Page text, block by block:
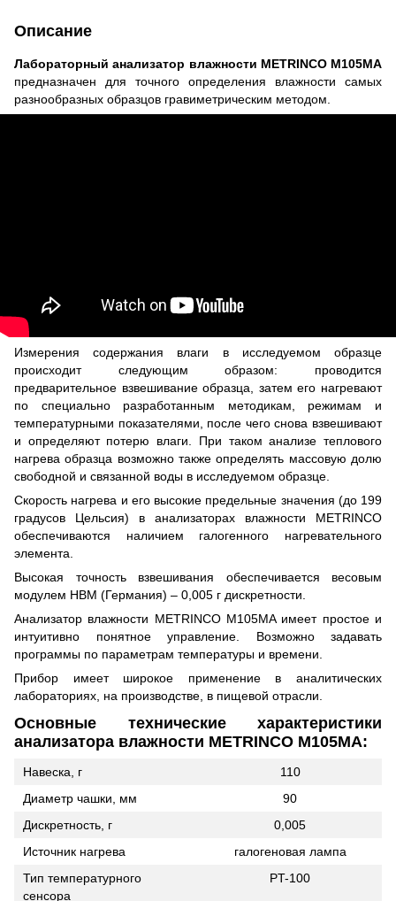
Описание
Лабораторный анализатор влажности METRINCO M105MA
предназначен для точного определения влажности самых
разнообразных образцов гравиметрическим методом.
Измерения содержания влаги в исследуемом образце
происходит следующим образом: проводится
предварительное взвешивание образца, затем его нагревают
по специально разработанным методикам, режимам и
температурными показателями, после чего снова взвешивают
и определяют потерю влаги. При таком анализе теплового
нагрева образца возможно также определять массовую долю
свободной и связанной воды в исследуемом образце.
Скорость нагрева и его высокие предельные значения (до 199
градусов Цельсия) в анализаторах влажности METRINCO
обеспечиваются наличием галогенного нагревательного
элемента.
Высокая точность взвешивания обеспечивается весовым
модулем HBM (Германия) – 0,005 г дискретности.
Анализатор влажности METRINCO M105MA имеет простое и
интуитивно понятное управление. Возможно задавать
программы по параметрам температуры и времени.
Прибор имеет широкое применение в аналитических
лабораториях, на производстве, в пищевой отрасли.
Основные технические характеристики
анализатора влажности METRINCO M105MA:
Навеска, г
110
Диаметр чашки, мм
90
Дискретность, г
0,005
Источник нагрева
галогеновая лампа
Тип температурного
сенсора
PT-100